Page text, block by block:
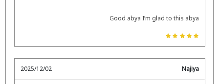
Good abya I’m glad to this abya
Najiya
2025/12/02